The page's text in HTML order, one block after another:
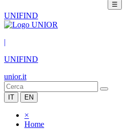
☰
UNIFIND
|
UNIFIND
unior.it
IT EN
×
Home